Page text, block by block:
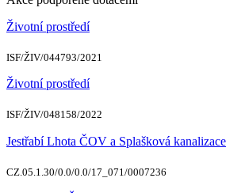
Životní prostředí
ISF/ŽIV/044793/2021
Životní prostředí
ISF/ŽIV/048158/2022
Jestřabí Lhota ČOV a Splašková kanalizace
CZ.05.1.30/0.0/0.0/17_071/0007236